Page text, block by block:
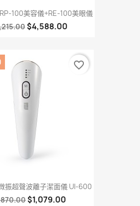
100美容儀+RE-100美眼儀
$4,588.00
振超聲波離子潔面儀 UI-600
$1,079.00
favorite_border